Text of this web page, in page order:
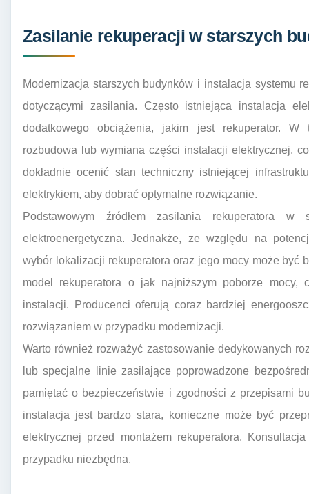
Zasilanie rekuperacji w starszych
Modernizacja starszych budynków i instalacja systemu
dotyczącymi zasilania. Często istniejąca instalacja
dodatkowego obciążenia, jakim jest rekuperator.
rozbudowa lub wymiana części instalacji elektrycznej,
dokładnie ocenić stan techniczny istniejącej
elektrykiem, aby dobrać optymalne rozwiązanie.
Podstawowym źródłem zasilania rekuperatora
elektroenergetyczna. Jednakże, ze względu na
wybór lokalizacji rekuperatora oraz jego mocy może być
model rekuperatora o jak najniższym poborze mocy,
instalacji. Producenci oferują coraz bardziej
rozwiązaniem w przypadku modernizacji.
Warto również rozważyć zastosowanie dedykowanych
lub specjalne linie zasilające poprowadzone
pamiętać o bezpieczeństwie i zgodności z przepisami
instalacja jest bardzo stara, konieczne może być
elektrycznej przed montażem rekuperatora.
przypadku niezbędna.